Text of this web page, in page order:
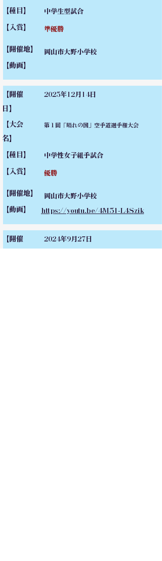
【種目】 中学生型試合
【入賞】 準優勝
【開催地】 岡山市大野小学校
【動画】
【開催
日】
2025年12月14日
【大会
名】
第１回「晴れの国」空手道選手権大会
【種目】 中学性女子組手試合
【入賞】 優勝
【開催地】 岡山市大野小学校
【動画】 https://youtu.be/4M51-L4Szik
【開催
2024年9月27日